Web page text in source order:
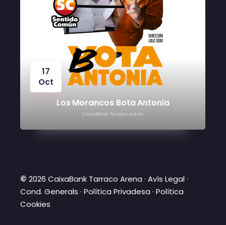
17
Oct
Los Morancos Bota Antonia
CaixaBank Tarraco Arena
© 2026 CaixaBank Tarraco Arena ·Avís Legal·
Cond. Generals ·Política Privadesa ·Política
Cookies